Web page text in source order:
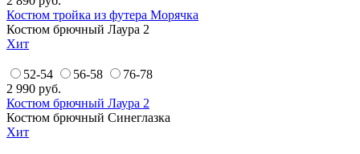
Костюм тройка из футера Морячка
Костюм брючный Лаура 2
Хит
52-54 56-58
76-78
2 990 руб.
Костюм брючный Лаура 2
Костюм брючный Синеглазка
Хит